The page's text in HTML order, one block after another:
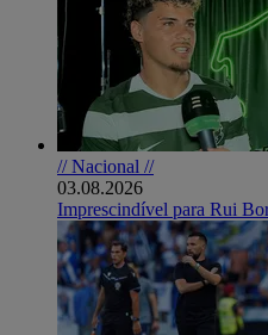
// Nacional //
03.08.2026
Imprescindível para Rui